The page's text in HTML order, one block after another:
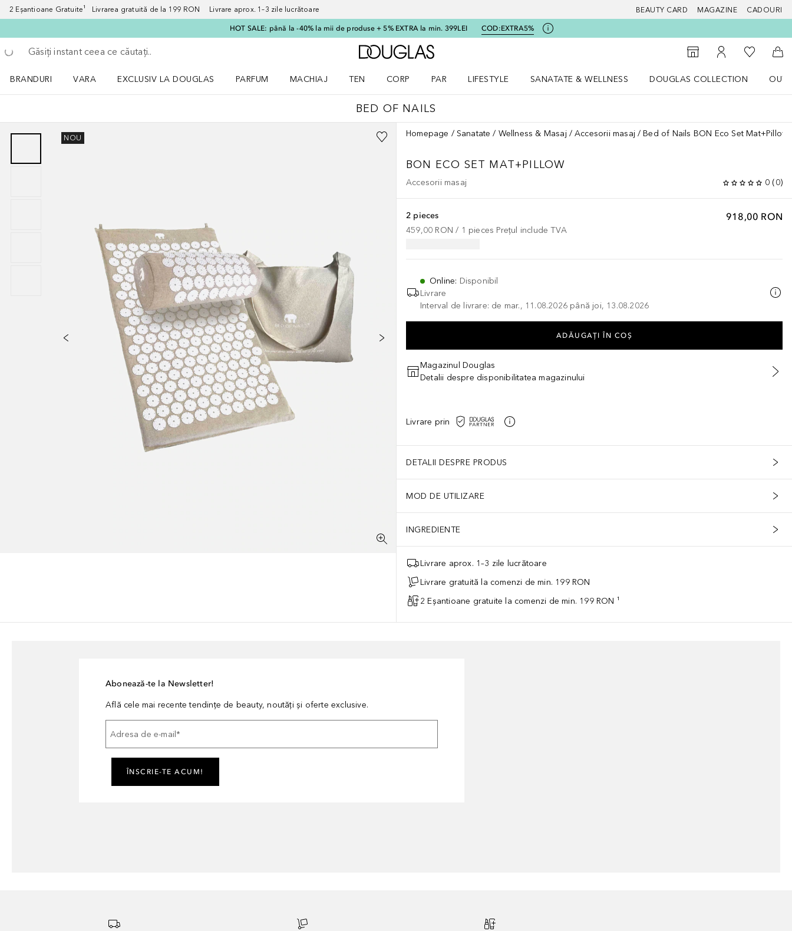
2 Eșantioane Gratuite¹ Livrarea gratuită de la 199 RON Livrare aprox. 1–3 zile lucrătoare BEAUTY CARD MAGAZINE CADOURI
HOT SALE: până la -40% la mii de produse + 5% EXTRA la min. 399LEI COD:EXTRA5%
Înapoi
Executați căutarea
Către pagina principală Douglas
Către Găsire magazin
Către Contul meu
Către
BRANDURI
VARA
EXCLUSIV LA DOUGLAS
PARFUM
MACHIAJ
TEN
CORP
PAR
LIFESTYLE
SANATATE & WELLNESS
DOUGLAS COLLECTION
BED OF NAILS
NOU Homepage Sanatate Wellness & Masaj Accesorii masaj Bed of Nails BON Eco Set Mat+Pillow
BON ECO SET MAT+PILLOW
Accesorii masaj 0 (0)
918,00 RON
2 pieces
459,00 RON / 1 pieces Prețul include TVA
Online: Disponibil
Livrare
Interval de livrare: de mar., 11.08.2026 până joi, 13.08.2026
ADĂUGAȚI ÎN COŞ
Magazinul Douglas
Detalii despre disponibilitatea magazinului
Livrare prin
DETALII DESPRE PRODUS
MOD DE UTILIZARE
INGREDIENTE
Livrare aprox. 1–3 zile lucrătoare
Livrare gratuită la comenzi de min. 199 RON
2 Eșantioane gratuite la comenzi de min. 199 RON ¹
Abonează-te la Newsletter!
Află cele mai recente tendințe de beauty, noutăți și oferte exclusive.
Adresa de e-mail *
ÎNSCRIE-TE ACUM!